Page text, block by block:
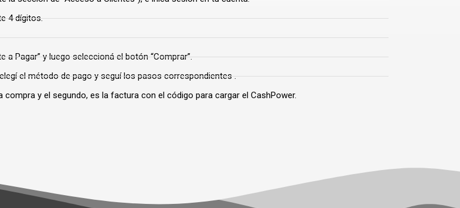
4 dígitos.
Pagar” y luego seleccioná el botón “Comprar”.
el método de pago y seguí los pasos correspondientes .
y el segundo, es la factura con el código para cargar el CashPower.